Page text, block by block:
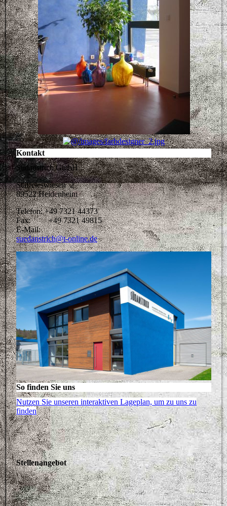
Kontakt
Südanstrich GmbH
Stäffeleswiesen 2
89522 Heidenheim
Telefon: +49 7321 44373
Fax: +49 7321 49815
E-Mail:
suedanstrich@t-online.de
So finden Sie uns
Nutzen Sie unseren interaktiven La­ge­plan, um zu uns zu
finden
Stellenangebot